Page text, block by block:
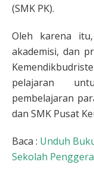
(SMK PK).
Oleh karena itu,
akademisi, dan
pelajaran
pembelajaran
dan SMK Pusat
Baca : Unduh
Sekolah